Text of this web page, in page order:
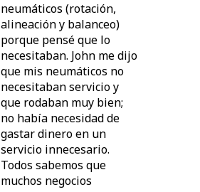
neumáticos (rotación,
alineación y balanceo)
porque pensé que lo
necesitaban. John me dijo
que mis neumáticos no
necesitaban servicio y
que rodaban muy bien;
no había necesidad de
gastar dinero en un
servicio innecesario.
Todos sabemos que
muchos negocios